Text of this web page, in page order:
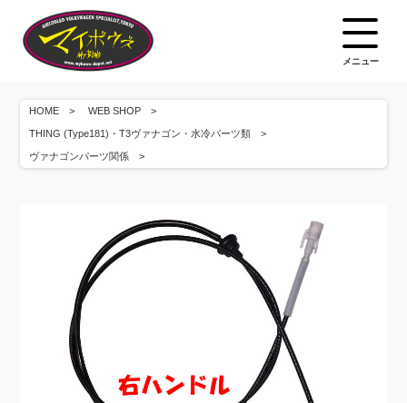
メニュー
HOME WEB SHOP
THING (Type181)・T3ヴァナゴン・水冷パーツ類
ヴァナゴンパーツ関係